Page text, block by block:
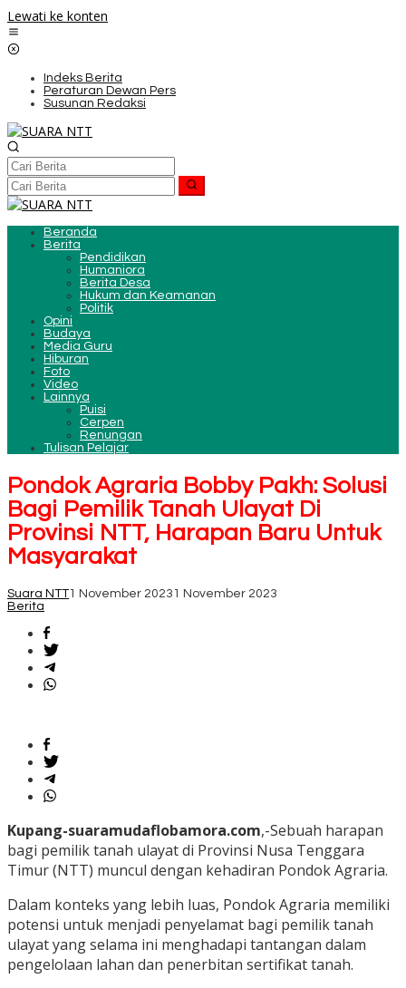
Lewati ke konten
Indeks Berita
Peraturan Dewan Pers
Susunan Redaksi
Beranda
Berita
Pendidikan
Humaniora
Berita Desa
Hukum dan Keamanan
Politik
Opini
Budaya
Media Guru
Hiburan
Foto
Video
Lainnya
Puisi
Cerpen
Renungan
Tulisan Pelajar
Pondok Agraria Bobby Pakh: Solusi
Bagi Pemilik Tanah Ulayat Di
Provinsi NTT, Harapan Baru Untuk
Masyarakat
Suara NTT1 November 2023 1 November 2023
Berita
Kupang-suaramudaflobamora.com,-Sebuah harapan
bagi pemilik tanah ulayat di Provinsi Nusa Tenggara
Timur (NTT) muncul dengan kehadiran Pondok Agraria.
Dalam konteks yang lebih luas, Pondok Agraria memiliki
potensi untuk menjadi penyelamat bagi pemilik tanah
ulayat yang selama ini menghadapi tantangan dalam
pengelolaan lahan dan penerbitan sertifikat tanah.